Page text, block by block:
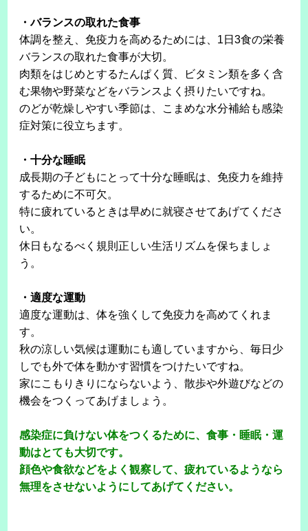
・バランスの取れた食事
体調を整え、免疫力を高めるためには、1日3食の栄養
バランスの取れた食事が大切。
肉類をはじめとするたんぱく質、ビタミン類を多く含
む果物や野菜などをバランスよく摂りたいですね。
のどが乾燥しやすい季節は、こまめな水分補給も感染
症対策に役立ちます。
・十分な睡眠
成長期の子どもにとって十分な睡眠は、免疫力を維持
するために不可欠。
特に疲れているときは早めに就寝させてあげてくださ
い。
休日もなるべく規則正しい生活リズムを保ちましょ
う。
・適度な運動
適度な運動は、体を強くして免疫力を高めてくれま
す。
秋の涼しい気候は運動にも適していますから、毎日少
しでも外で体を動かす習慣をつけたいですね。
家にこもりきりにならないよう、散歩や外遊びなどの
機会をつくってあげましょう。
感染症に負けない体をつくるために、食事・睡眠・運
動はとても大切です。
顔色や食欲などをよく観察して、疲れているようなら
無理をさせないようにしてあげてください。